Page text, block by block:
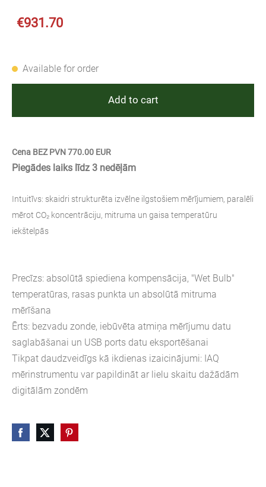
€931.70
Available for order
Add to cart
Cena BEZ PVN 770.00 EUR
Piegādes laiks līdz 3 nedēļām
Intuitīvs: skaidri strukturēta izvēlne ilgstošiem mērījumiem, paralēli
mērot CO₂ koncentrāciju, mitruma un gaisa temperatūru
iekštelpās
Precīzs: absolūtā spiediena kompensācija, "Wet Bulb"
temperatūras, rasas punkta un absolūtā mitruma
mērīšana
Ērts: bezvadu zonde, iebūvēta atmiņa mērījumu datu
saglabāšanai un USB ports datu eksportēšanai
Tikpat daudzveidīgs kā ikdienas izaicinājumi: IAQ
mērinstrumentu var papildināt ar lielu skaitu dažādām
digitālām zondēm